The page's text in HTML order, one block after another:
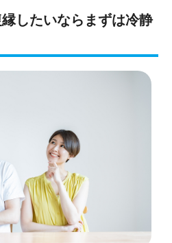
したいならまずは冷静